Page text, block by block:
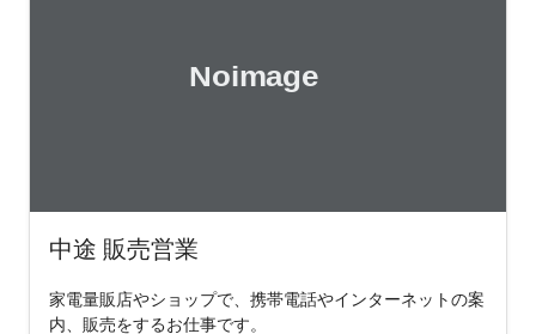
中途 販売営業
家電量販店やショップで、携帯電話やインターネットの案
内、販売をするお仕事です。